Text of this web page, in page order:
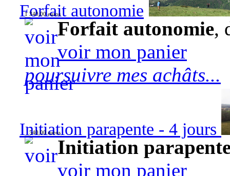
Forfait autonomie
1 340,00 euros
Forfait autonomie,
voir mon panier
poursuivre mes achâts...
Initiation parapente - 4 jours
540,00 euros
Initiation
voir mon panier